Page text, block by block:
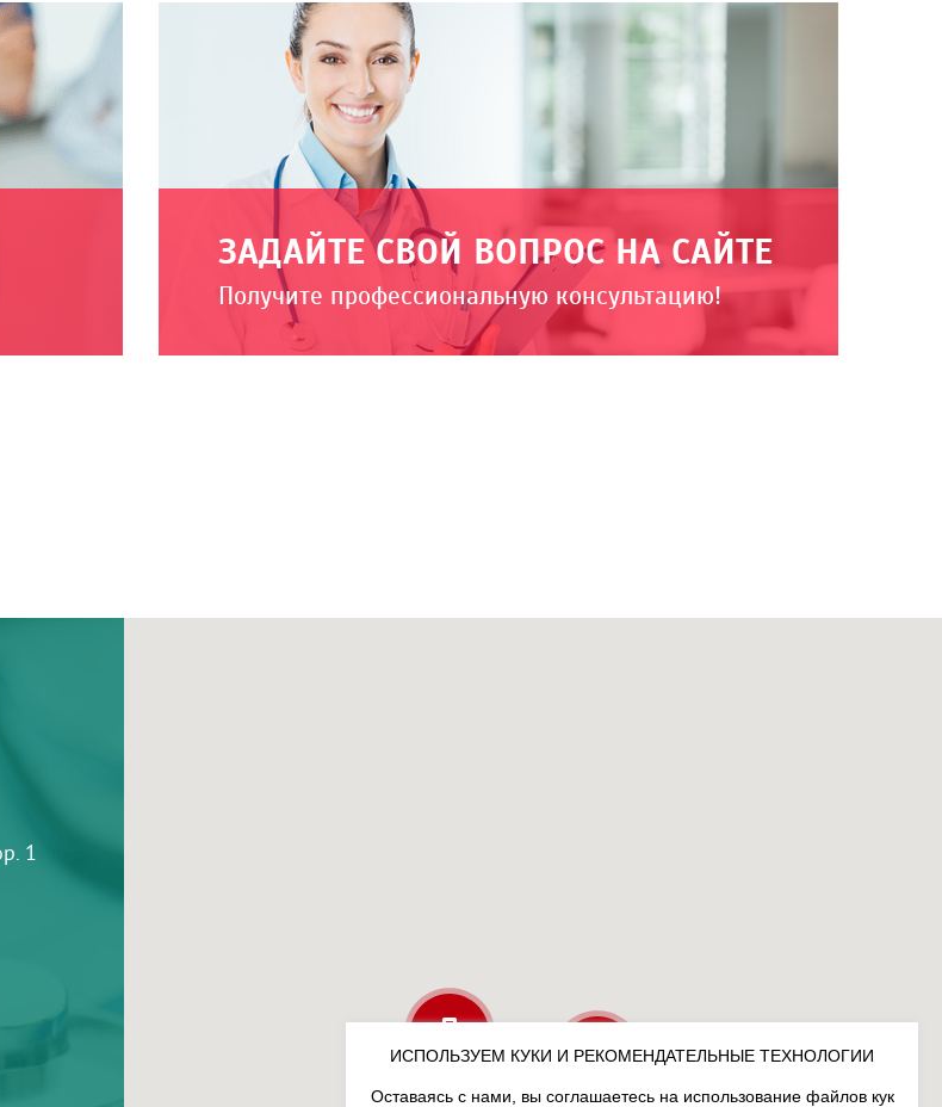
ЗАДАЙТЕ СВОЙ ВОПРОС НА САЙТЕ
Получите профессиональную консультацию!
1
ИСПОЛЬЗУЕМ КУКИ И РЕКОМЕНДАТЕЛЬНЫЕ ТЕХНОЛОГИИ
Оставаясь с нами, вы соглашаетесь на использование файлов кук